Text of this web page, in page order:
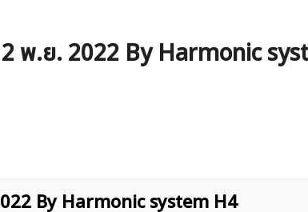
2 พ.ย. 2022 By Harmonic
By Harmonic system H4